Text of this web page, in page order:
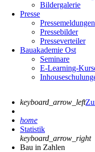
Bildergalerie
Presse
Pressemeldungen
Pressebilder
Presseverteiler
Bauakademie Ost
Seminare
E-Learning-
keyboard_arrow_left
home
Statistik
keyboard_arrow_right
Bau in Zahlen